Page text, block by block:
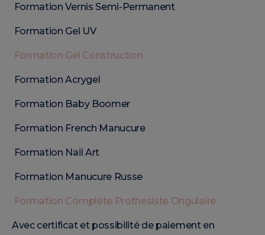
Formation Vernis Semi-Permanent
Formation Gel UV
Formation Gel Construction
Formation Acrygel
Formation Baby Boomer
Formation French Manucure
Formation Nail Art
Formation Manucure Russe
Formation Complète Prothésiste Ongulaire
Avec certificat et possibilité de paiement en